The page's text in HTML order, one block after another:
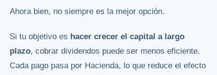
Ahora bien, no siempre es la mejor opción.
Si tu objetivo es hacer crecer el capital a largo
plazo, cobrar dividendos puede ser menos eficiente.
Cada pago pasa por Hacienda, lo que reduce el efecto